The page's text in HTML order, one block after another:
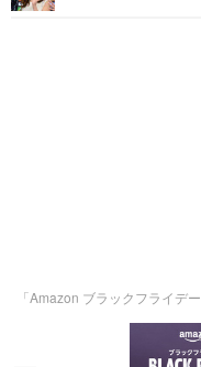
「Amazon ブラックフライデ